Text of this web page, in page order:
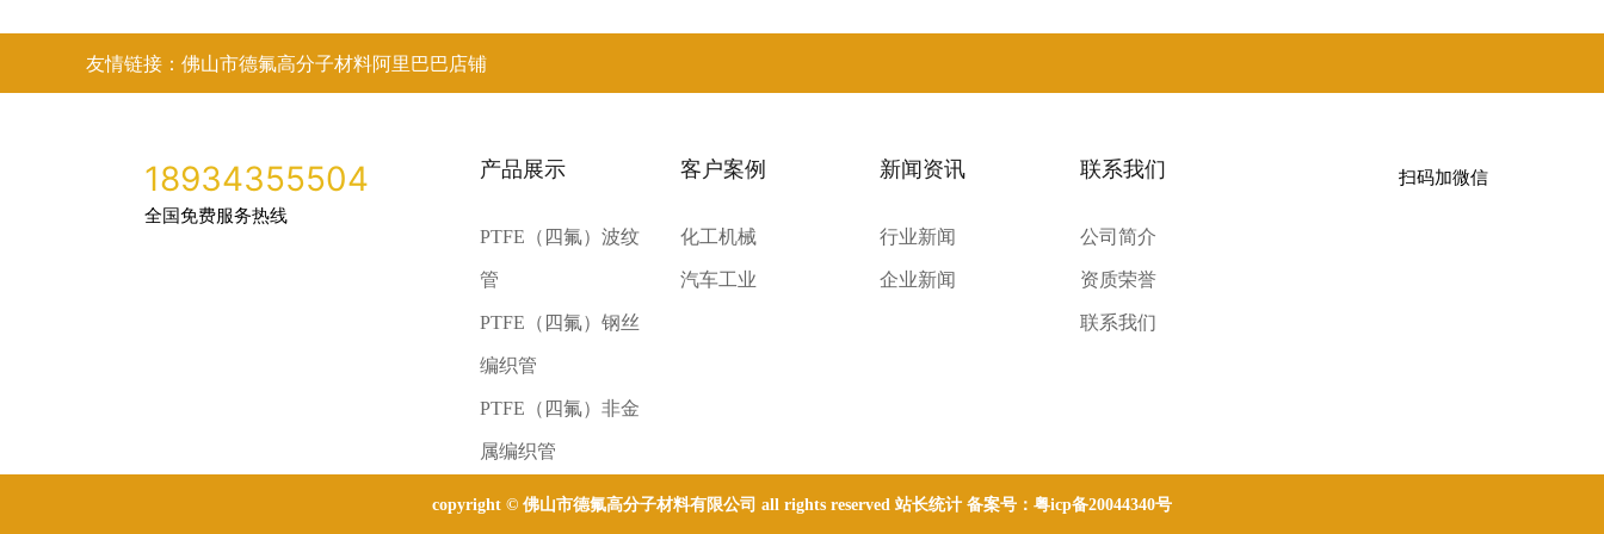
友情链接：佛山市德氟高分子材料阿里巴巴店铺
18934355504
全国免费服务热线
产品展示
PTFE（四氟）波纹
管
PTFE（四氟）钢丝
编织管
PTFE（四氟）非金
属编织管
客户案例
化工机械
汽车工业
新闻资讯
行业新闻
企业新闻
联系我们
公司简介
资质荣誉
联系我们
扫码加微信
copyright © 佛山市德氟高分子材料有限公司 all rights reserved 站长统计 备案号： 粤icp备20044340号